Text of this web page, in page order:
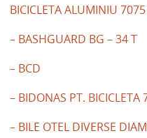
BICICLETA ALUMINIU
– BASHGUARD BG – 34 T
– BCD
– BIDONAS PT. BICICLETA
– BILE OTEL DIVERSE